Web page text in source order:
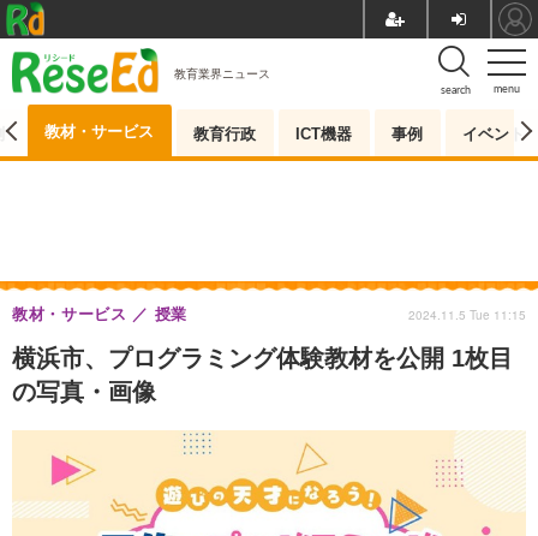
menu
search
教育業界ニュース
教材・サービス 教育行政 ICT機器 事例 イベント
横浜市、プログラミング体験教材を公開 1枚目
の写真・画像
教材・サービス 授業 2024.11.5 Tue 11:15